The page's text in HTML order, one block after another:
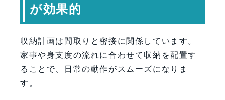
が効果的
収納計画は間取りと密接に関係しています。
家事や身支度の流れに合わせて収納を配置す
ることで、日常の動作がスムーズになりま
す。